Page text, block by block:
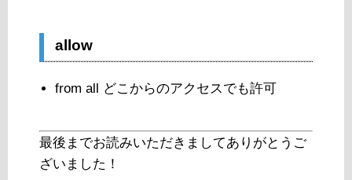
allow
from all どこからのアクセスでも許可
最後までお読みいただきましてありがとうご
ざいました！